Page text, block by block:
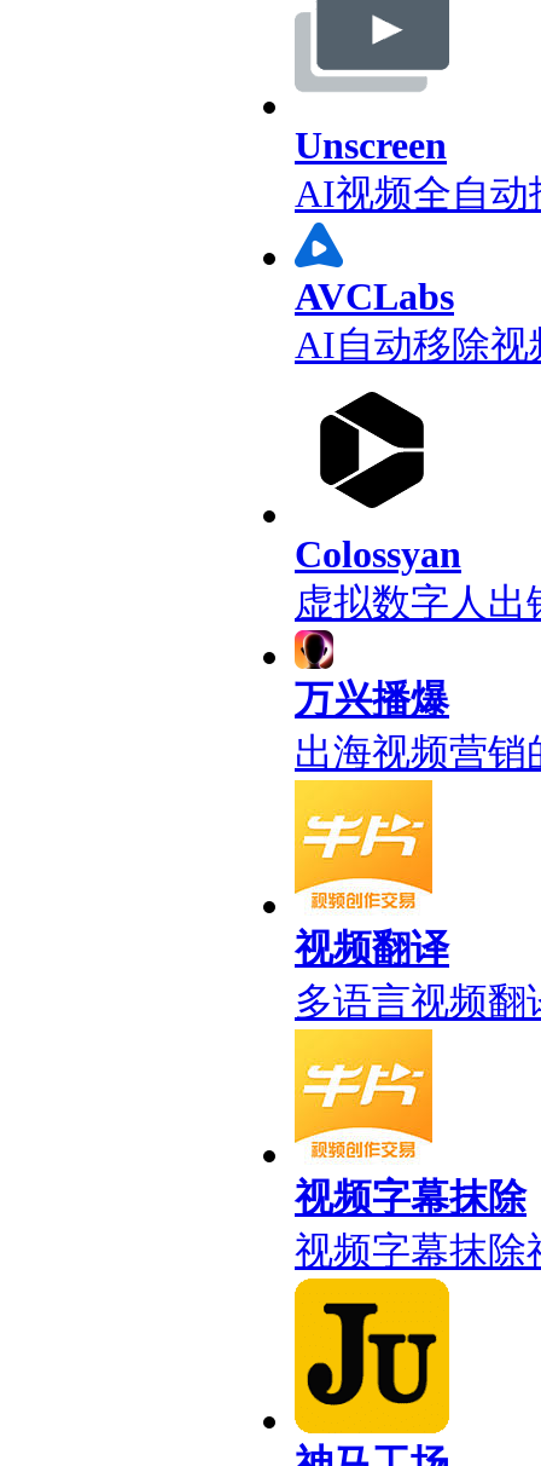
Unscreen
AI视频全自动
AVCLabs
AI自动移除视
Colossyan
虚拟数字人
万兴播爆
出海视频营销
视频翻译
多语言视频翻
视频字幕抹除
视频字幕抹除